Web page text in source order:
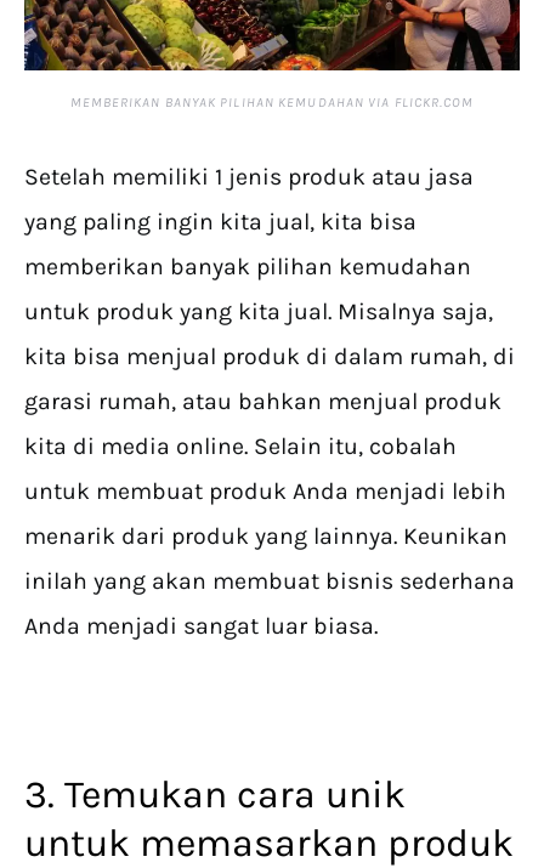
MEMBERIKAN BANYAK PILIHAN KEMUDAHAN VIA FLICKR.COM
Setelah memiliki 1 jenis produk atau jasa
yang paling ingin kita jual, kita bisa
memberikan banyak pilihan kemudahan
untuk produk yang kita jual. Misalnya saja,
kita bisa menjual produk di dalam rumah, di
garasi rumah, atau bahkan menjual produk
kita di media online. Selain itu, cobalah
untuk membuat produk Anda menjadi lebih
menarik dari produk yang lainnya. Keunikan
inilah yang akan membuat bisnis sederhana
Anda menjadi sangat luar biasa.
3. Temukan cara unik
untuk memasarkan produk